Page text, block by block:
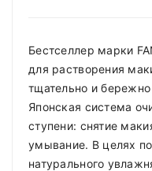
Бестселлер марки
для растворения
тщательно и
Японская система
ступени: снятие
умывание. В целях
натурального